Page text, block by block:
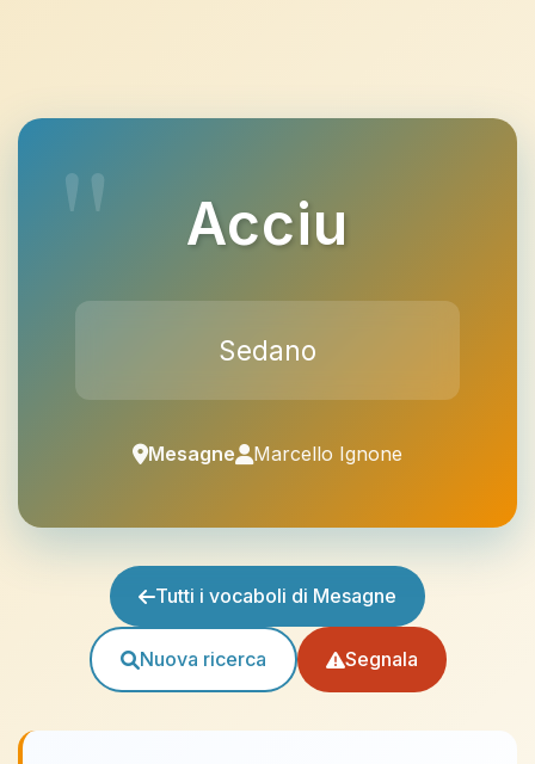
Acciu
Sedano
Mesagne Marcello Ignone
Tutti i vocaboli di Mesagne
Nuova ricerca Segnala